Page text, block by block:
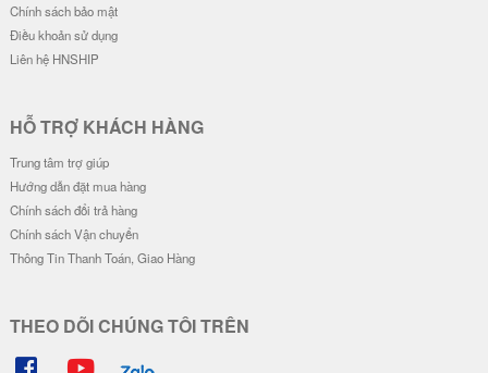
Chính sách bảo mật
Điều khoản sử dụng
Liên hệ HNSHIP
HỖ TRỢ KHÁCH HÀNG
Trung tâm trợ giúp
Hướng dẫn đặt mua hàng
Chính sách đổi trả hàng
Chính sách Vận chuyển
Thông Tin Thanh Toán, Giao Hàng
THEO DÕI CHÚNG TÔI TRÊN